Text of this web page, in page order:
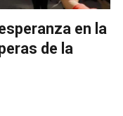
en la
de la